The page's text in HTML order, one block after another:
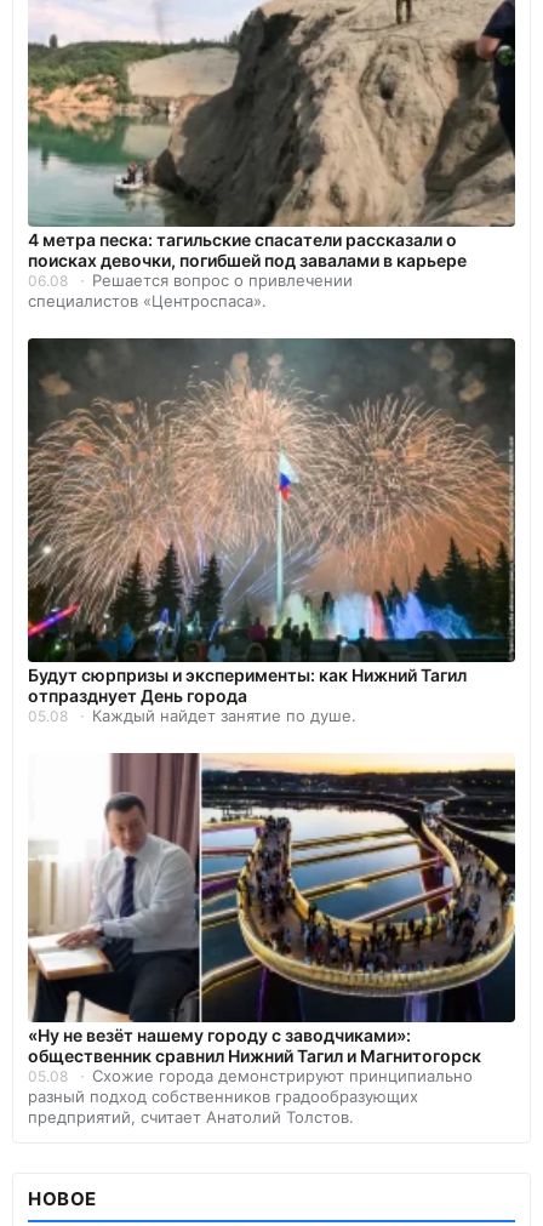
4 метра песка: тагильские спасатели рассказали о
поисках девочки, погибшей под завалами в карьере
06.08
Решается вопрос о привлечении
специалистов «Центроспаса».
Будут сюрпризы и эксперименты: как Нижний Тагил
отпразднует День города
05.08 Каждый найдет занятие по душе.
«Ну не везёт нашему городу с заводчиками»:
общественник сравнил Нижний Тагил и Магнитогорск
05.08
Схожие города демонстрируют принципиально
разный подход собственников градообразующих
предприятий, считает Анатолий Толстов.
НОВОЕ